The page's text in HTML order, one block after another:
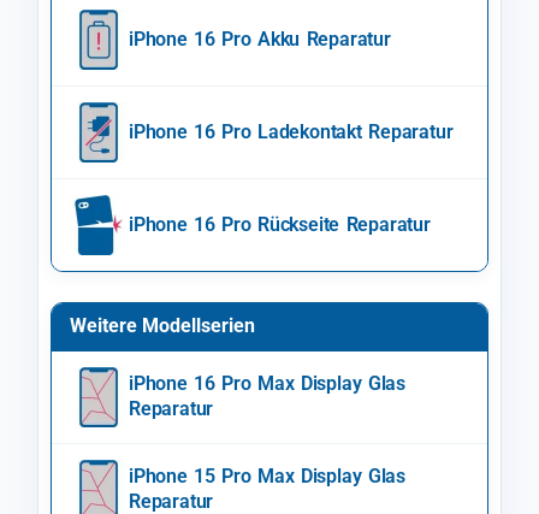
iPhone 16 Pro Akku Reparatur
iPhone 16 Pro Ladekontakt Reparatur
iPhone 16 Pro Rückseite Reparatur
Weitere Modellserien
iPhone 16 Pro Max Display Glas
Reparatur
iPhone 15 Pro Max Display Glas
Reparatur